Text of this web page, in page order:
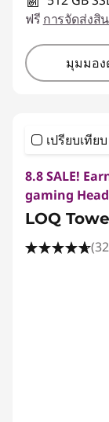
ฟรี การจัดส่งสิ
มุมมอง
เปรียบเทียบ
8.8 SALE!
gaming
LOQ